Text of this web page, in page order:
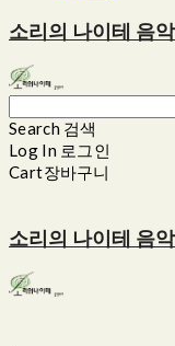
소리의 나이테 음
Search 검색
Log In 로그인
Cart장바구니
소리의 나이테 음